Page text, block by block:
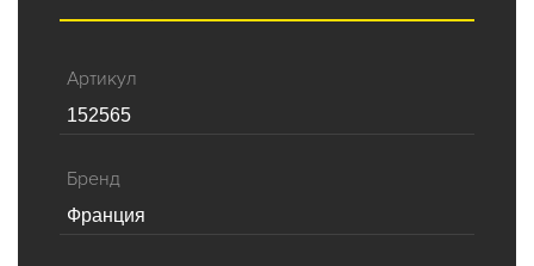
Артикул
152565
Бренд
Франция